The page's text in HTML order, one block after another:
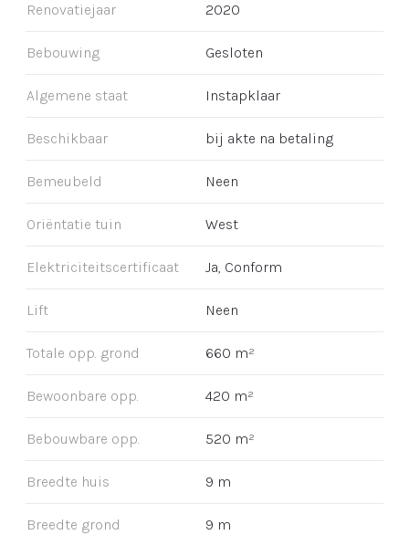
Renovatiejaar 2020
Bebouwing Gesloten
Algemene staat Instapklaar
Beschikbaar bij akte na betaling
Bemeubeld Neen
Oriëntatie tuin West
Elektriciteitscertificaat Ja, Conform
Lift Neen
Totale opp. grond 660 m²
Bewoonbare opp. 420 m²
Bebouwbare opp. 520 m²
Breedte huis 9 m
Breedte grond 9 m